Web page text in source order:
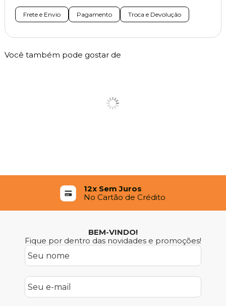
Frete e Envio Pagamento Troca e Devolução
Você também pode gostar de
12x Sem Juros
No Cartão de Crédito
BEM-VINDO!
Fique por dentro das novidades e promoções!